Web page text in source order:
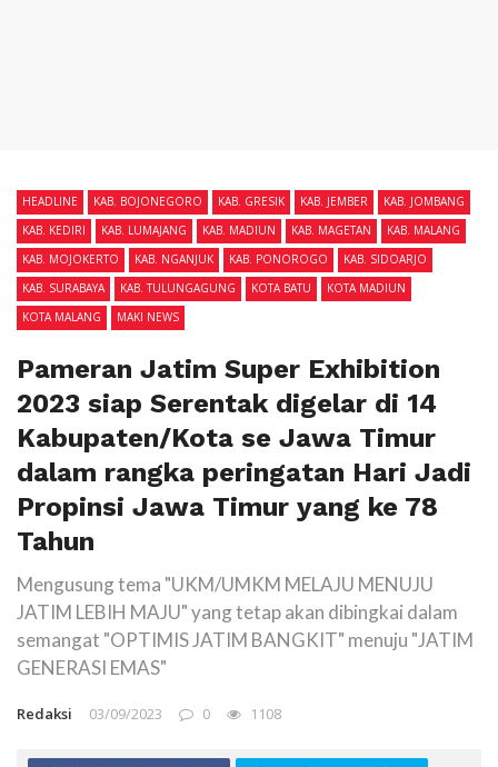
HEADLINE KAB. BOJONEGORO KAB. GRESIK KAB. JEMBER
KAB. JOMBANG
KAB. KEDIRI
KAB. LUMAJANG KAB. MADIUN KAB. MAGETAN
KAB. MALANG
KAB. MOJOKERTO
KAB. NGANJUK KAB. PONOROGO
KAB. SIDOARJO
KAB. SURABAYA
KAB. TULUNGAGUNG KOTA BATU
KOTA MADIUN
KOTA MALANG
MAKI NEWS
Pameran Jatim Super Exhibition
2023 siap Serentak digelar di 14
Kabupaten/Kota se Jawa Timur
dalam rangka peringatan Hari Jadi
Propinsi Jawa Timur yang ke 78
Tahun
Mengusung tema "UKM/UMKM MELAJU MENUJU
JATIM LEBIH MAJU" yang tetap akan dibingkai dalam
semangat "OPTIMIS JATIM BANGKIT" menuju "JATIM
GENERASI EMAS"
Redaksi 03/09/2023 0 1108